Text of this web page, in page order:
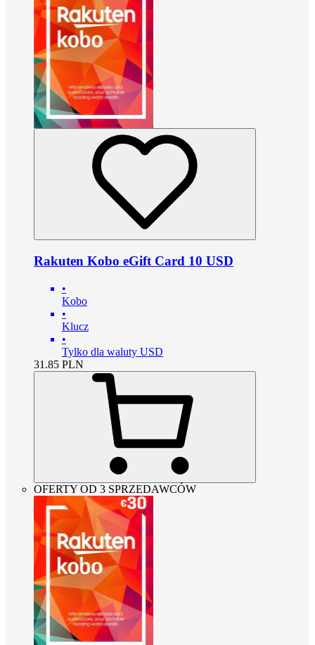
Rakuten Kobo eGift Card 10 USD
•
Kobo
•
Klucz
•
Tylko dla waluty USD
31.85 PLN
OFERTY OD 3 SPRZEDAWCÓW